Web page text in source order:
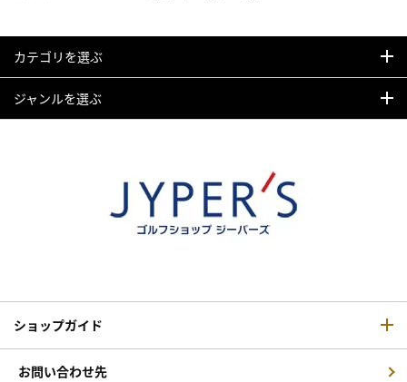
カテゴリを選ぶ
ジャンルを選ぶ
ショップガイド
お問い合わせ先